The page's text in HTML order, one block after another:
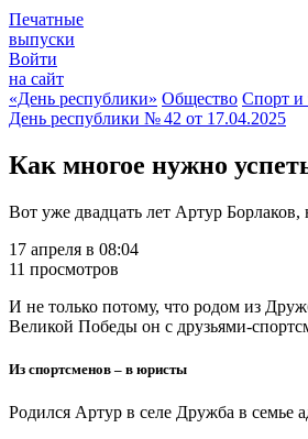
Печатные
выпуски
Войти
на сайт
«День республики» Общество Спорт и
День республики № 42 от 17.04.2025
Как многое нужно
Вот уже двадцать лет Артур
17 апреля в 08:04
11 просмотров
И не только потому, что родом из
Великой Победы он с друзьями-
Из спортсменов – в юристы
Родился Артур в селе Дружба в семье